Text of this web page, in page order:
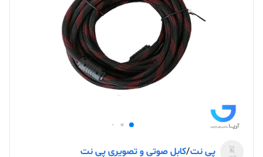
پی نت/کابل صوتی و تصویری پی نت